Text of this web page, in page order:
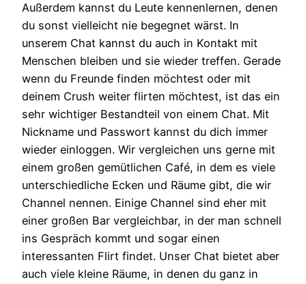
Außerdem kannst du Leute kennenlernen, denen
du sonst vielleicht nie begegnet wärst. In
unserem Chat kannst du auch in Kontakt mit
Menschen bleiben und sie wieder treffen. Gerade
wenn du Freunde finden möchtest oder mit
deinem Crush weiter flirten möchtest, ist das ein
sehr wichtiger Bestandteil von einem Chat. Mit
Nickname und Passwort kannst du dich immer
wieder einloggen. Wir vergleichen uns gerne mit
einem großen gemütlichen Café, in dem es viele
unterschiedliche Ecken und Räume gibt, die wir
Channel nennen. Einige Channel sind eher mit
einer großen Bar vergleichbar, in der man schnell
ins Gespräch kommt und sogar einen
interessanten Flirt findet. Unser Chat bietet aber
auch viele kleine Räume, in denen du ganz in